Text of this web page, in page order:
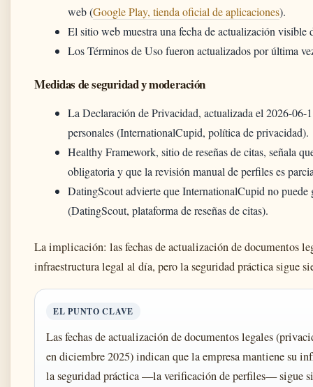
web (Google Play, tienda oficial de aplicaciones).
El sitio web muestra una fecha de actualización
Los Términos de Uso fueron actualizados por última
Medidas de seguridad y moderación
La Declaración de Privacidad, actualizada el 2026-
personales (InternationalCupid, política de privacidad).
Healthy Framework, sitio de reseñas de citas, señala
obligatoria y que la revisión manual de perfiles es
DatingScout advierte que InternationalCupid no
(DatingScout, plataforma de reseñas de citas).
La implicación: las fechas de actualización de documentos
infraestructura legal al día, pero la seguridad práctica sigue
EL PUNTO CLAVE
Las fechas de actualización de documentos legales
en diciembre 2025) indican que la empresa mantiene su
la seguridad práctica —la verificación de perfiles— sigue